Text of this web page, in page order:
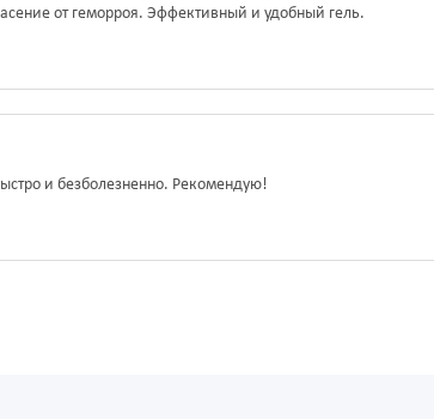
от геморроя. Эффективный и удобный гель.
и безболезненно. Рекомендую!